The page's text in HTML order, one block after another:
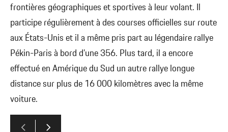
frontières géographiques et sportives à leur volant. Il
participe régulièrement à des courses officielles sur route
aux États-Unis et il a même pris part au légendaire rallye
Pékin-Paris à bord d’une 356. Plus tard, il a encore
effectué en Amérique du Sud un autre rallye longue
distance sur plus de 16 000 kilomètres avec la même
voiture.